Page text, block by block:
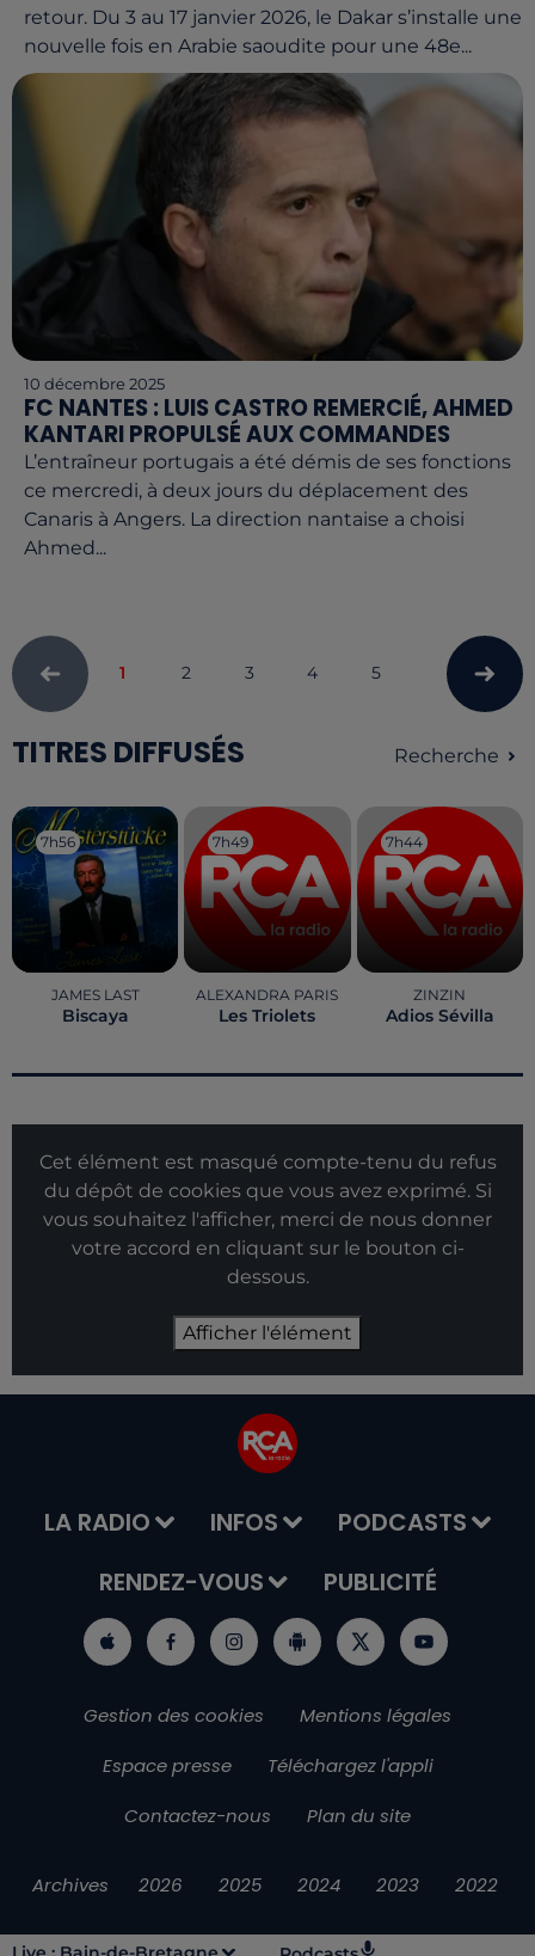
retour. Du 3 au 17 janvier 2026, le Dakar s’installe une
nouvelle fois en Arabie saoudite pour une 48e...
10 décembre 2025
FC NANTES : LUIS CASTRO REMERCIÉ, AHMED
KANTARI PROPULSÉ AUX COMMANDES
L’entraîneur portugais a été démis de ses fonctions
ce mercredi, à deux jours du déplacement des
Canaris à Angers. La direction nantaise a choisi
Ahmed...
1 2 3 4 5
TITRES DIFFUSÉS Recherche
7h56
7h56
JAMES LAST
Biscaya
7h49
7h49
ALEXANDRA PARIS
Les Triolets
7h44
7h44
ZINZIN
Adios Sévilla
Cet élément est masqué compte-tenu du refus
du dépôt de cookies que vous avez exprimé. Si
vous souhaitez l'afficher, merci de nous donner
votre accord en cliquant sur le bouton ci-
dessous.
Afficher l'élément
LA RADIO INFOS
PODCASTS
RENDEZ-VOUS
PUBLICITÉ
Gestion des cookies
Mentions légales
Espace presse
Téléchargez l'appli
Contactez-nous
Plan du site
Archives 2026 2025 2024 2023 2022